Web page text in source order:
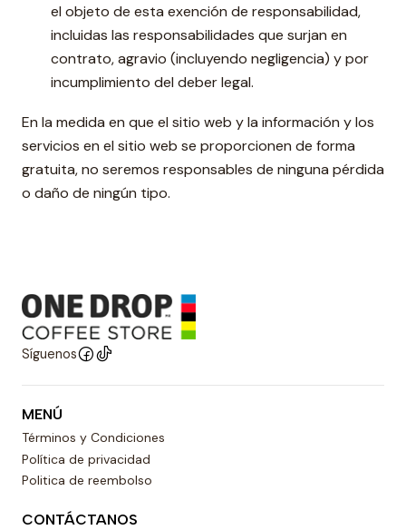
el objeto de esta exención de responsabilidad,
incluidas las responsabilidades que surjan en
contrato, agravio (incluyendo negligencia) y por
incumplimiento del deber legal.
En la medida en que el sitio web y la información y los
servicios en el sitio web se proporcionen de forma
gratuita, no seremos responsables de ninguna pérdida
o daño de ningún tipo.
Síguenos
MENÚ
Términos y Condiciones
Política de privacidad
Politica de reembolso
CONTÁCTANOS